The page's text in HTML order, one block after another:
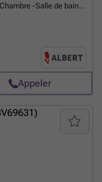
-Salle de bain -
en énergie -
via ### ou
Appeler